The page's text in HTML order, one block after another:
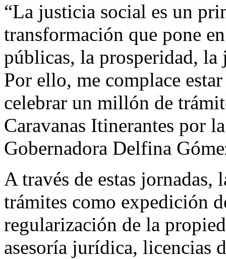
“La justicia social es un
transformación que pone
públicas, la prosperidad,
Por ello, me complace
celebrar un millón de
Caravanas Itinerantes por
Gobernadora Delfina
A través de estas jornadas,
trámites como expedición
regularización de la
asesoría jurídica, licencias